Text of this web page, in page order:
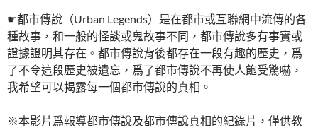
☛都市傳說（Urban Legends）是在都市或互聯網中流傳的各
種故事，和一般的怪談或鬼故事不同，都市傳說多有事實或
證據證明其存在。都市傳說背後都存在一段有趣的歷史，爲
了不令這段歷史被遺忘，爲了都市傳說不再使人飽受驚嚇，
我希望可以揭露每一個都市傳說的真相。
※本影片爲報導都市傳說及都市傳說真相的紀錄片，僅供教